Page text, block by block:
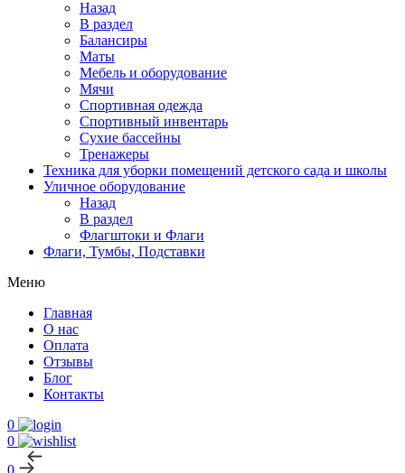
Назад
В раздел
Балансиры
Маты
Мебель и оборудование
Мячи
Спортивная одежда
Спортивный инвентарь
Сухие бассейны
Тренажеры
Техника для уборки помещений детского сада и школы
Уличное оборудование
Назад
В раздел
Флагштоки и Флаги
Флаги, Тумбы, Подставки
Меню
Главная
О нас
Оплата
Отзывы
Блог
Контакты
0
0
0